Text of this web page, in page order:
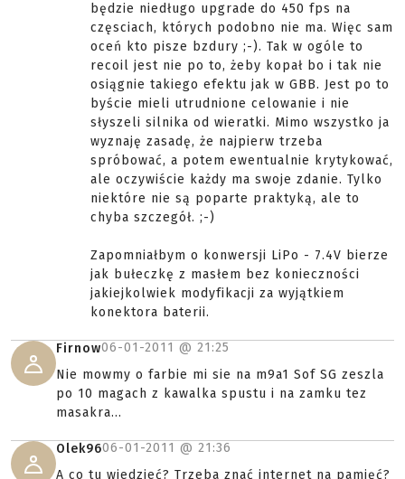
będzie niedługo upgrade do 450 fps na
częsciach, których podobno nie ma. Więc sam
oceń kto pisze bzdury ;-). Tak w ogóle to
recoil jest nie po to, żeby kopał bo i tak nie
osiągnie takiego efektu jak w GBB. Jest po to
byście mieli utrudnione celowanie i nie
słyszeli silnika od wieratki. Mimo wszystko ja
wyznaję zasadę, że najpierw trzeba
spróbować, a potem ewentualnie krytykować,
ale oczywiście każdy ma swoje zdanie. Tylko
niektóre nie są poparte praktyką, ale to
chyba szczegół. ;-)
Zapomniałbym o konwersji LiPo - 7.4V bierze
jak bułeczkę z masłem bez konieczności
jakiejkolwiek modyfikacji za wyjątkiem
konektora baterii.
Firnow06-01-2011 @ 21:25
Nie mowmy o farbie mi sie na m9a1 Sof SG zeszla
po 10 magach z kawalka spustu i na zamku tez
masakra...
Olek9606-01-2011 @ 21:36
A co tu wiedzieć? Trzeba znać internet na pamięć?